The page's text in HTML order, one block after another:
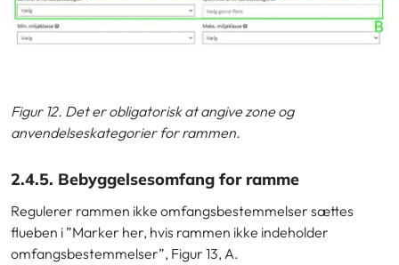
Figur 12. Det er obligatorisk at angive zone og
anvendelseskategorier for rammen.
2.4.5. Bebyggelsesomfang for ramme
Regulerer rammen ikke omfangsbestemmelser sættes
flueben i ”Marker her, hvis rammen ikke indeholder
omfangsbestemmelser”, Figur 13, A.